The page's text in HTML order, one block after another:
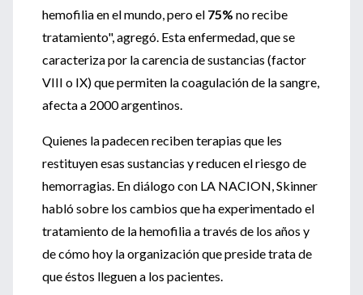
hemofilia en el mundo, pero el 75% no recibe
tratamiento", agregó. Esta enfermedad, que se
caracteriza por la carencia de sustancias (factor
VIII o IX) que permiten la coagulación de la sangre,
afecta a 2000 argentinos.
Quienes la padecen reciben terapias que les
restituyen esas sustancias y reducen el riesgo de
hemorragias. En diálogo con LA NACION, Skinner
habló sobre los cambios que ha experimentado el
tratamiento de la hemofilia a través de los años y
de cómo hoy la organización que preside trata de
que éstos lleguen a los pacientes.